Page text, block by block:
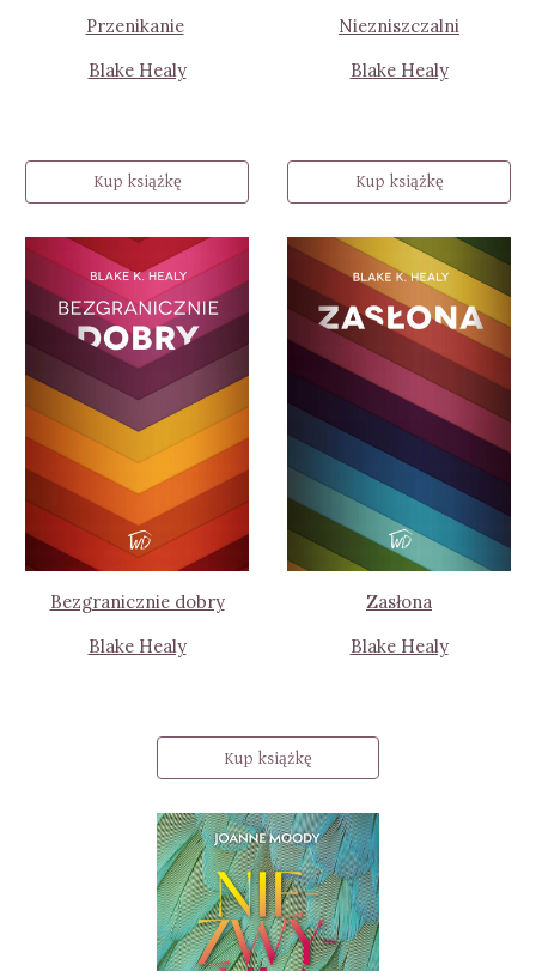
Przenikanie
Blake Healy
Niezniszczalni
Blake Healy
Kup książkę
Bezgranicznie dobry
Blake Healy
Kup książkę
Zasłona
Blake Healy
Kup książkę